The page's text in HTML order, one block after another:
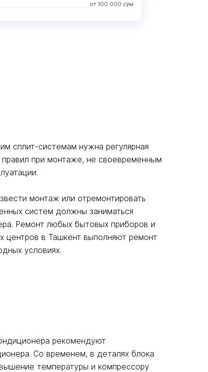
от 100 000 сўм
сплит-системам нужна регулярная
при монтаже, не своевременным
монтаж или отремонтировать
систем должны заниматься
Ремонт любых бытовых приборов и
центров в Ташкент выполняют ремонт
условиях.
рекомендуют
Со временем, в деталях блока
температуры и компрессору